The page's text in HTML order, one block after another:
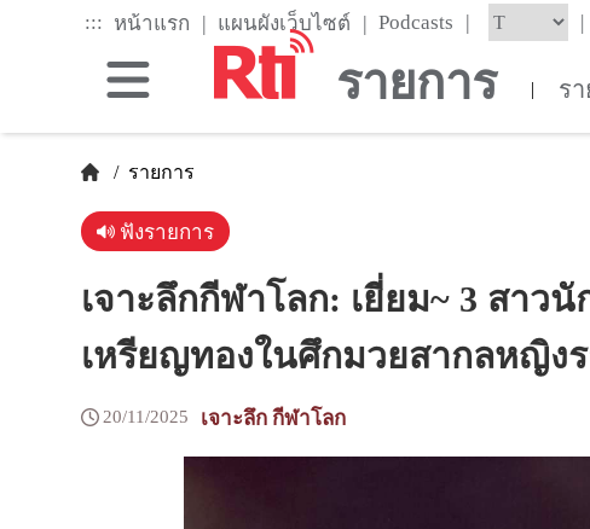
::: หน้าแรก | แผนผังเว็บไซต์ | Podcasts | |
รายการ | ร
/ รายการ
ฟังรายการ
เจาะลึกกีฬาโลก: เยี่ยม~ 3 สาว
เหรียญทองในศึกมวยสากลหญิง
20/11/2025 เจาะลึก กีฬาโลก